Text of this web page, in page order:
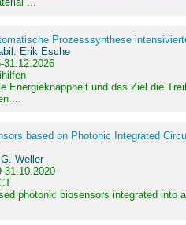
Prozesssynthese
Erik Esche
31.12.2026
Energieknappheit und das Ziel die
...
based on Photonic Integrated
Weller
31.10.2020
photonic biosensors integrated into